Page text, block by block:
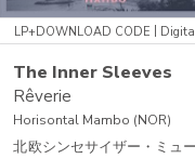
LP+DOWNLOAD CODE
The Inner Sleeves
Rêverie
Horisontal Mambo (NOR)
北欧シンセサイザー・ミュー